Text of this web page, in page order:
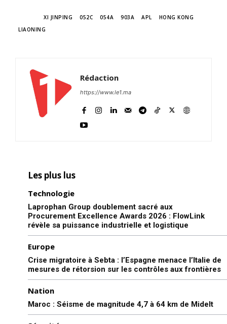
XI JINPING 052C 054A 903A APL
HONG KONG
LIAONING
Rédaction
https://www.le1.ma
Les plus lus
Technologie
Laprophan Group doublement sacré aux
Procurement Excellence Awards 2026 : FlowLink
révèle sa puissance industrielle et logistique
Europe
Crise migratoire à Sebta : l’Espagne menace l’Italie de
mesures de rétorsion sur les contrôles aux frontières
Nation
Maroc : Séisme de magnitude 4,7 à 64 km de Midelt